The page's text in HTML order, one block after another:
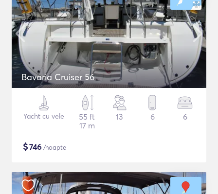
Bavaria Cruiser 56
Yacht cu vele
55 ft
17 m
13 6 6
$746 /noapte